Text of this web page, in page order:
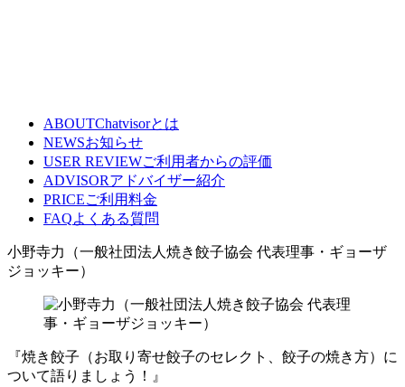
ABOUTChatvisorとは
NEWSお知らせ
USER REVIEWご利用者からの評価
ADVISORアドバイザー紹介
PRICEご利用料金
FAQよくある質問
小野寺力（一般社団法人焼き餃子協会 代表理事・ギョーザ
ジョッキー）
『焼き餃子（お取り寄せ餃子のセレクト、餃子の焼き方）に
ついて語りましょう！』